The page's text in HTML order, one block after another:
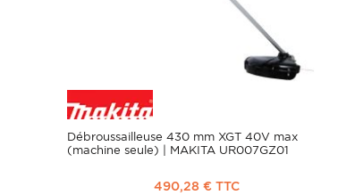
Débroussailleuse 430 mm XGT 40V max
(machine seule) | MAKITA UR007GZ01
490,28 € TTC